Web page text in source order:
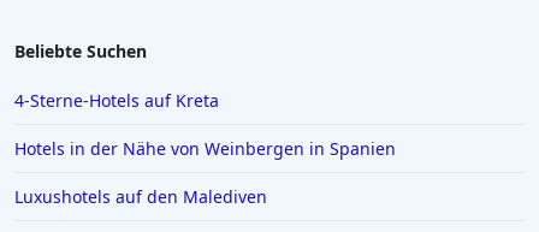
Hotels in Kiel
Hotels in Lissabon
Beliebte Suchen
4-Sterne-Hotels auf Kreta
Hotels in der Nähe von Weinbergen in Spanien
Luxushotels auf den Malediven